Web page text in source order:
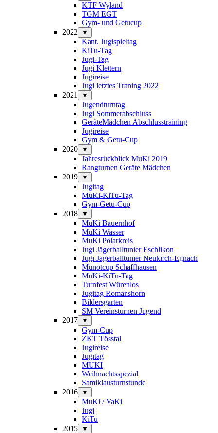
KTF Wyland
TGM EGT
Gym- und Getucup
2022
▼
Kant. Jugispieltag
KiTu-Tag
Jugi-Tag
Jugi Klettern
Jugireise
Jugi letztes Traning 2022
2021
▼
Jugendturntag
Jugi Sommerabschluss
GeräteMädchen Abschlusstraining
Jugireise
Gym & Getu-Cup
2020
▼
Jahresrückblick MuKi 2019
Rangturnen Geräte Mädchen
2019
▼
Jugitag
MuKi-KiTu-Tag
Gym-Getu-Cup
2018
▼
MuKi Bauernhof
MuKi Wasser
MuKi Polarkreis
Jugi Jägerballtunier Eschlikon
Jugi Jägerballtunier Neukirch-Egnach
Munotcup Schaffhausen
MuKi-KiTu-Tag
Turnfest Würenlos
Jugitag Romanshorn
Bildersgarten
SM Vereinsturnen Jugend
2017
▼
Gym-Cup
ZKT Tösstal
Jugireise
Jugitag
MUKI
Weihnachtsspezial
Samiklausturnstunde
2016
▼
MuKi / VaKi
Jugi
KiTu
2015
▼